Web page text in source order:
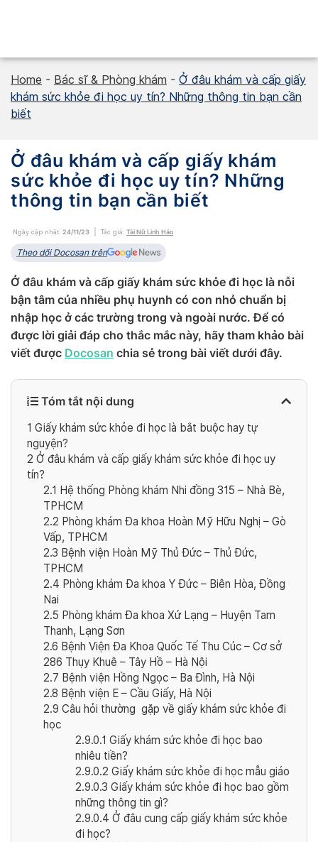
Home - Bác sĩ & Phòng khám - Ở đâu khám và cấp giấy
khám sức khỏe đi học uy tín? Những thông tin bạn cần
biết
Ở đâu khám và cấp giấy khám
sức khỏe đi học uy tín? Những
thông tin bạn cần biết
Ngày cập nhật: 24/11/23 Tác giả: Tài Nữ Linh Hảo
Theo dõi Docosan trên
Ở đâu khám và cấp giấy khám sức khỏe đi học là nỗi
bận tâm của nhiều phụ huynh có con nhỏ chuẩn bị
nhập học ở các trường trong và ngoài nước. Để có
được lời giải đáp cho thắc mắc này, hãy tham khảo bài
viết được Docosan chia sẻ trong bài viết dưới đây.
Tóm tắt nội dung
1 Giấy khám sức khỏe đi học là bắt buộc hay tự
nguyện?
2 Ở đâu khám và cấp giấy khám sức khỏe đi học uy
tín?
2.1 Hệ thống Phòng khám Nhi đồng 315 – Nhà Bè,
TPHCM
2.2 Phòng khám Đa khoa Hoàn Mỹ Hữu Nghị – Gò
Vấp, TPHCM
2.3 Bệnh viện Hoàn Mỹ Thủ Đức – Thủ Đức,
TPHCM
2.4 Phòng khám Đa khoa Y Đức – Biên Hòa, Đồng
Nai
2.5 Phòng khám Đa khoa Xứ Lạng – Huyện Tam
Thanh, Lạng Sơn
2.6 Bệnh Viện Đa Khoa Quốc Tế Thu Cúc – Cơ sở
286 Thụy Khuê – Tây Hồ – Hà Nội
2.7 Bệnh viện Hồng Ngọc – Ba Đình, Hà Nội
2.8 Bệnh viện E – Cầu Giấy, Hà Nội
2.9 Câu hỏi thường gặp về giấy khám sức khỏe đi
học
2.9.0.1 Giấy khám sức khỏe đi học bao
nhiêu tiền?
2.9.0.2 Giấy khám sức khỏe đi học mẫu giáo
2.9.0.3 Giấy khám sức khỏe đi học bao gồm
những thông tin gì?
2.9.0.4 Ở đâu cung cấp giấy khám sức khỏe
đi học?